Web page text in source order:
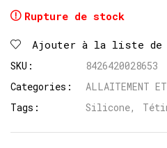
Rupture de stock
Ajouter à la liste de
SKU:
8426420028653
Categories:
ALLAITEMENT
Tags:
Silicone,